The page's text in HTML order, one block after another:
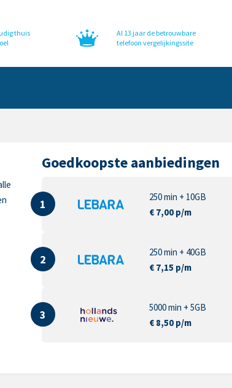
thuis
Al 13 jaar de betrouwbare
telefoon vergelijkingssite
Goedkoopste aanbiedingen
1
250 min + 10GB
€ 7,00 p/m
2
250 min + 40GB
€ 7,15 p/m
3
5000 min + 5GB
€ 8,50 p/m